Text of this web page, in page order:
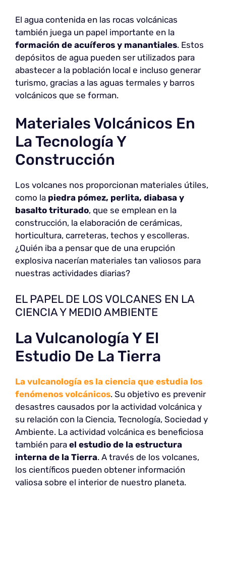
El agua contenida en las rocas volcánicas
también juega un papel importante en la
formación de acuíferos y manantiales. Estos
depósitos de agua pueden ser utilizados para
abastecer a la población local e incluso generar
turismo, gracias a las aguas termales y barros
volcánicos que se forman.
Materiales Volcánicos En
La Tecnología Y
Construcción
Los volcanes nos proporcionan materiales útiles,
como la piedra pómez, perlita, diabasa y
basalto triturado, que se emplean en la
construcción, la elaboración de cerámicas,
horticultura, carreteras, techos y escolleras.
¿Quién iba a pensar que de una erupción
explosiva nacerían materiales tan valiosos para
nuestras actividades diarias?
EL PAPEL DE LOS VOLCANES EN LA
CIENCIA Y MEDIO AMBIENTE
La Vulcanología Y El
Estudio De La Tierra
La vulcanología es la ciencia que estudia los
fenómenos volcánicos. Su objetivo es prevenir
desastres causados por la actividad volcánica y
su relación con la Ciencia, Tecnología, Sociedad y
Ambiente. La actividad volcánica es beneficiosa
también para el estudio de la estructura
interna de la Tierra. A través de los volcanes,
los científicos pueden obtener información
valiosa sobre el interior de nuestro planeta.